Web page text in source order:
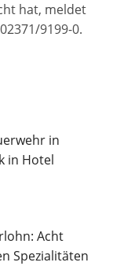
hat, meldet
9199-0.
in
in Hotel
Acht
Spezialitäten